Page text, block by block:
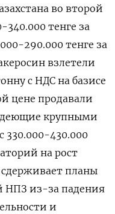
во второй
тенге за
290.000 тенге за
взлетели
с НДС на базисе
цене продавали
крупными
330.000-430.000
на рост
планы
из-за падения
и